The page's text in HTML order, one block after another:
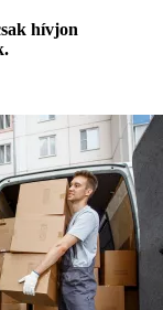
hívjon